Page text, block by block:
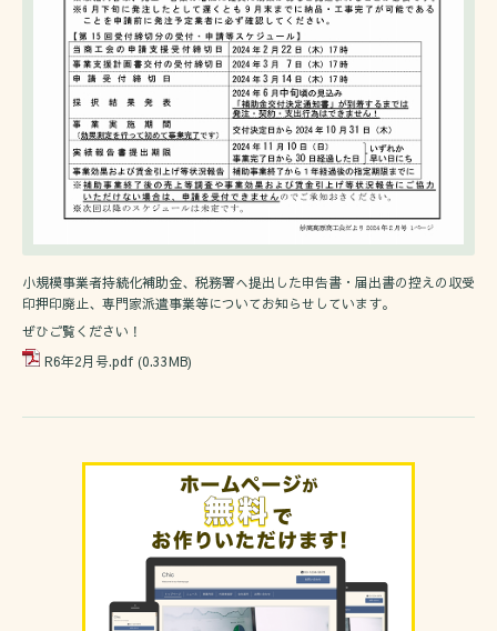
小規模事業者持続化補助金、税務署へ提出した申告書・届出書の控えの収受
印押印廃止、専門家派遣事業等についてお知らせしています。
ぜひご覧ください！
R6年2月号.pdf (0.33MB)